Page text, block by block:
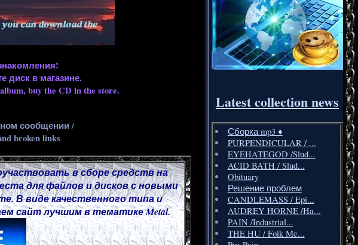
диск в магазине.
buy the CD in the store.
сообщении /
broken links
в сборе средств на
для файлов и дисков с новыми
В виде качественного типа и
сайт лучшим в тематике Metal.
Latest collection news
Сборка mp3 ♦️
PURPENDICULAR / ...
EYEHATEGOD /Slud...
ACID BATH / Slud...
Obituary
Решение проблем
CANDLEMASS / Epi...
AUDREY HORNE /Ha...
PAIN /Industrial...
THE HU / Folk Me...